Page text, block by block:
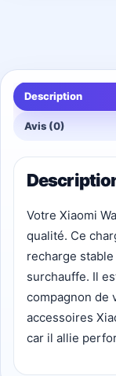
Description
Avis (0)
Votre Xiaomi
qualité. Ce
recharge
surchauffe. Il
compagnon de
accessoires
car il allie